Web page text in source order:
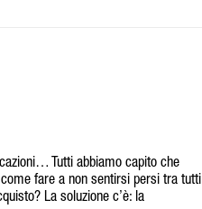
Tutti abbiamo capito che
fare a non sentirsi persi tra tutti
La soluzione c’è: la